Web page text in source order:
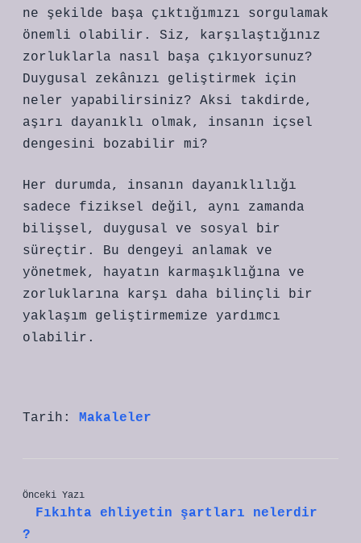
ne şekilde başa çıktığımızı sorgulamak
önemli olabilir. Siz, karşılaştığınız
zorluklarla nasıl başa çıkıyorsunuz?
Duygusal zekânızı geliştirmek için
neler yapabilirsiniz? Aksi takdirde,
aşırı dayanıklı olmak, insanın içsel
dengesini bozabilir mi?
Her durumda, insanın dayanıklılığı
sadece fiziksel değil, aynı zamanda
bilişsel, duygusal ve sosyal bir
süreçtir. Bu dengeyi anlamak ve
yönetmek, hayatın karmaşıklığına ve
zorluklarına karşı daha bilinçli bir
yaklaşım geliştirmemize yardımcı
olabilir.
Tarih: Makaleler
Önceki Yazı
Fıkıhta ehliyetin şartları nelerdir
?